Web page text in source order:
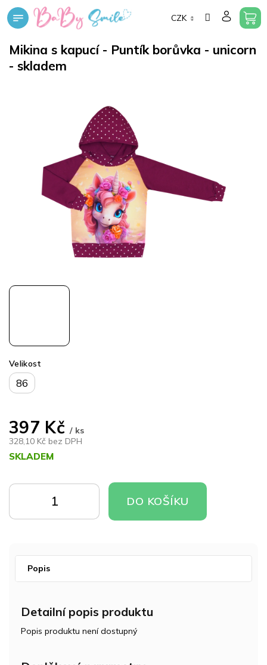
Přejít
na
CZK
Mikina s kapucí - Puntík borůvka - unicorn
- skladem
397 Kč/ ks
328,10 Kč bez DPH
SKLADEM
cena:
Velikost
86
KOŠÍKU
KOŠÍKU
DO KOŠÍKU
Popis
Detailní popis produktu
Popis produktu není dostupný